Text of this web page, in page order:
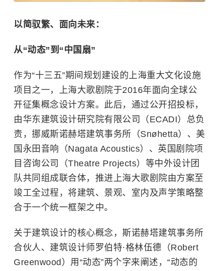
以简驭繁、面向未来：
从“动态”到“中国扇”
作为“十三五”期间规划建设的上海重大文化设施
项目之一，上海大歌剧院于2016年面向全球公
开征集概念设计方案。此后，通过公开招投标，
由华东建筑设计研究院有限公司（ECADI）总负
责，挪威斯诺赫塔建筑事务所（Snøhetta）、美
国永田音响（Nagata Acoustics）、英国剧院项
目咨询公司（Theatre Projects）等中外设计团
队共同组成联合体，推进上海大歌剧院由方案至
竣工全过程，将建筑、景观、室内及声学策略整
合于一个统一框架之中。
关于建筑设计的核心概念，斯诺赫塔建筑事务所
合伙人、建筑设计师罗伯特·格林伍德（Robert
Greenwood）用“动态”两个字来阐述，“动态的